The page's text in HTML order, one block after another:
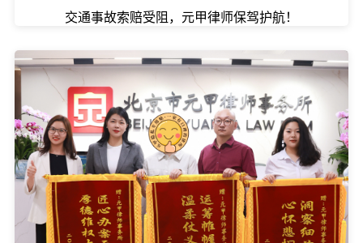
交通事故索赔受阻，元甲律师保驾护航！